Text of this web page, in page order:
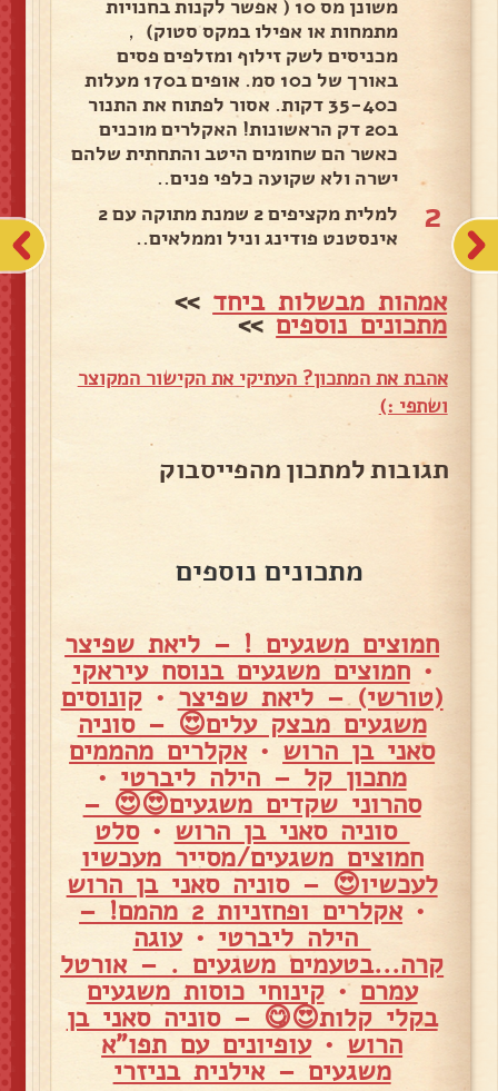
משונן מס 10 ( אפשר לקנות בחנויות
מתמחות או אפילו במקס סטוק) ，
מכניסים לשק זילוף ומזלפים פסים
באורך של כ10 סמ. אופים ב170 מעלות
כ35-40 דקות. אסור לפתוח את התנור
ב20 דק הראשונות! האקלרים מוכנים
כאשר הם שחומים היטב והתחתית שלהם
ישרה ולא שקועה כלפי פנים..
2
למלית מקציפים 2 שמנת מתוקה עם 2
אינסטנט פודינג וניל וממלאים..
אמהות מבשלות ביחד >>
מתכונים נוספים>>
אהבת את המתכון? העתיקי את הקישור המקוצר
ושתפי :)
תגובות למתכון מהפייסבוק
מתכונים נוספים
חמוצים משגעים ! – ליאת שפיצר
•חמוצים משגעים בנוסח עיראקי
(טורשי) – ליאת שפיצר •קונוסים
משגעים מבצק עלים😍 – סוניה
סאני בן הרוש •אקלרים מהממים
מתכון קל – הילה ליברטי •
סהרוני שקדים משגעים😍😍 –
סוניה סאני בן הרוש •סלט
חמוצים משגעים/מסייר מעכשיו
לעכשיו😍 – סוניה סאני בן הרוש
• אקלרים ופחזניות 2 מהמם! –
הילה ליברטי •עוגה
קרה...בטעמים משגעים . – אורטל
עמרם •קינוחי כוסות משגעים
בקלי קלות😍😋 – סוניה סאני בן
הרוש •עופיונים עם תפו"א
משגעים – אילנית בניזרי